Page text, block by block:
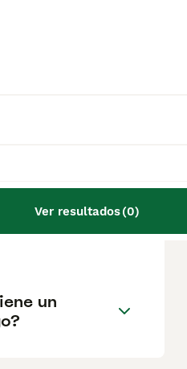
Ver resultados(0)
que garanticen la
los animales.
opciones antes
es la mejor
los buhunds
un